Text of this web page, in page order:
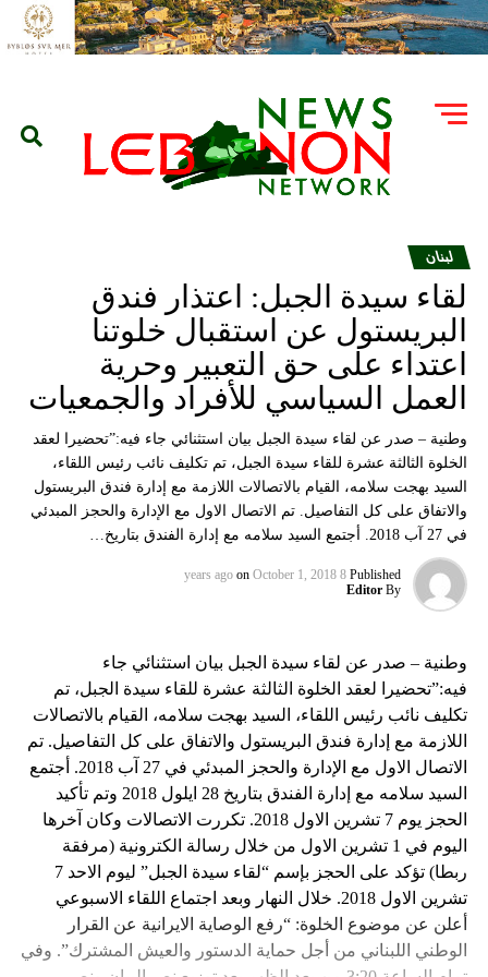
لبنان
لقاء سيدة الجبل: اعتذار فندق
البريستول عن استقبال خلوتنا
اعتداء على حق التعبير وحرية
العمل السياسي للأفراد والجمعيات
وطنية – صدر عن لقاء سيدة الجبل بيان استثنائي جاء فيه:”تحضيرا لعقد
الخلوة الثالثة عشرة للقاء سيدة الجبل، تم تكليف نائب رئيس اللقاء،
السيد بهجت سلامه، القيام بالاتصالات اللازمة مع إدارة فندق البريستول
والاتفاق على كل التفاصيل. تم الاتصال الاول مع الإدارة والحجز المبدئي
في 27 آب 2018. أجتمع السيد سلامه مع إدارة الفندق بتاريخ…
Published
8 years ago
on October 1, 2018
By
Editor
وطنية – صدر عن لقاء سيدة الجبل بيان استثنائي جاء
فيه:”تحضيرا لعقد الخلوة الثالثة عشرة للقاء سيدة الجبل، تم
تكليف نائب رئيس اللقاء، السيد بهجت سلامه، القيام بالاتصالات
اللازمة مع إدارة فندق البريستول والاتفاق على كل التفاصيل. تم
الاتصال الاول مع الإدارة والحجز المبدئي في 27 آب 2018. أجتمع
السيد سلامه مع إدارة الفندق بتاريخ 28 ايلول 2018 وتم تأكيد
الحجز يوم 7 تشرين الاول 2018. تكررت الاتصالات وكان آخرها
اليوم في 1 تشرين الاول من خلال رسالة الكترونية (مرفقة
ربطا) تؤكد على الحجز بإسم “لقاء سيدة الجبل” ليوم الاحد 7
تشرين الاول 2018. خلال النهار وبعد اجتماع اللقاء الاسبوعي
أعلن عن موضوع الخلوة: “رفع الوصاية الايرانية عن القرار
الوطني اللبناني من أجل حماية الدستور والعيش المشترك”. وفي